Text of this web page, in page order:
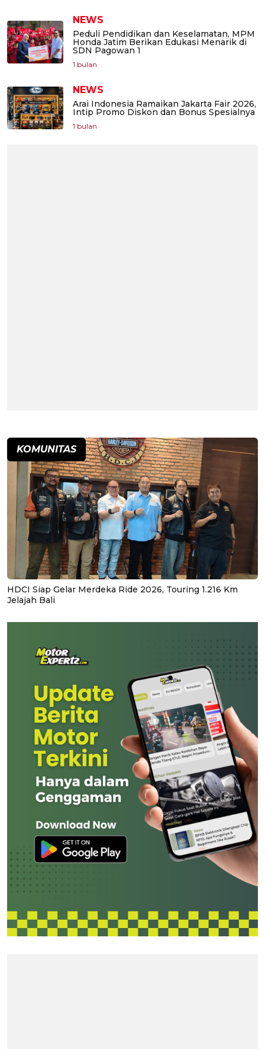
NEWS
Peduli Pendidikan dan Keselamatan, MPM
Honda Jatim Berikan Edukasi Menarik di
SDN Pagowan 1
1 bulan
NEWS
Arai Indonesia Ramaikan Jakarta Fair 2026,
Intip Promo Diskon dan Bonus Spesialnya
1 bulan
KOMUNITAS
HDCI Siap Gelar Merdeka Ride 2026, Touring 1.216 Km
Jelajah Bali